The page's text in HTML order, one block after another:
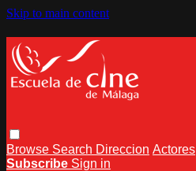
Skip to main content
Browse Search Direccion Actores
Subscribe Sign in